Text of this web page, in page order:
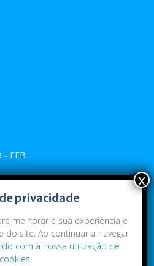
- FEB
- CEI
privacidade
melhorar a sua experiência e
do site. Ao continuar a navegar
com a nossa utilização de
cookies.